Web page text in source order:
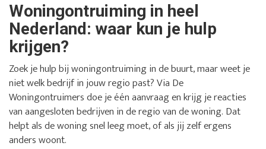
Woningontruiming in heel
Nederland: waar kun je hulp
krijgen?
Zoek je hulp bij woningontruiming in de buurt, maar weet je
niet welk bedrijf in jouw regio past? Via De
Woningontruimers doe je één aanvraag en krijg je reacties
van aangesloten bedrijven in de regio van de woning. Dat
helpt als de woning snel leeg moet, of als jij zelf ergens
anders woont.